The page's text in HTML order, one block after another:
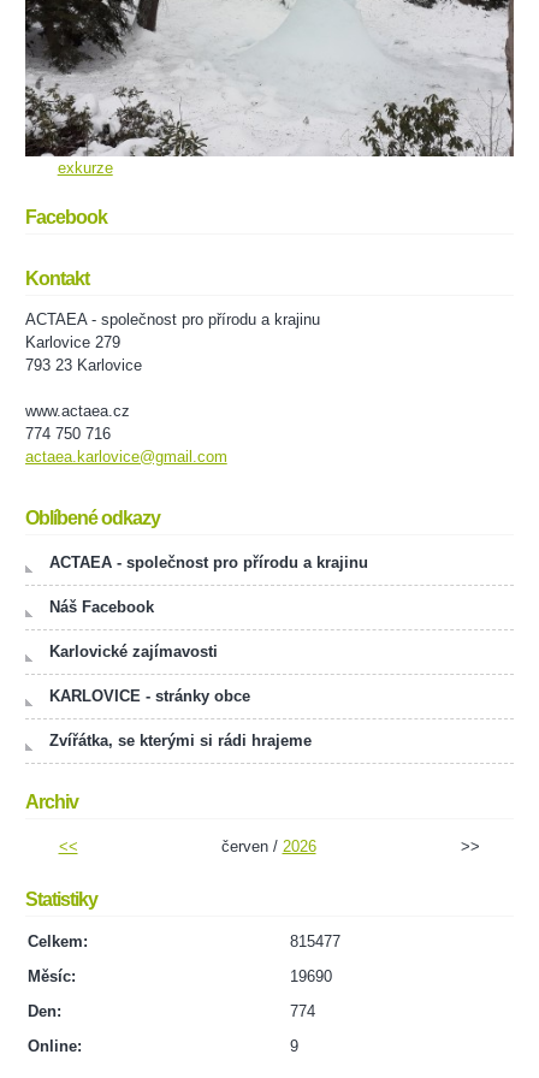
exkurze
Facebook
Kontakt
ACTAEA - společnost pro přírodu a krajinu
Karlovice 279
793 23 Karlovice
www.actaea.cz
774 750 716
actaea.karlovice@gmail.com
Oblíbené odkazy
ACTAEA - společnost pro přírodu a krajinu
Náš Facebook
Karlovické zajímavosti
KARLOVICE - stránky obce
Zvířátka, se kterými si rádi hrajeme
Archiv
<< červen / 2026 >>
Statistiky
Online: 9
Celkem:
815477
Měsíc:
19690
Den:
774